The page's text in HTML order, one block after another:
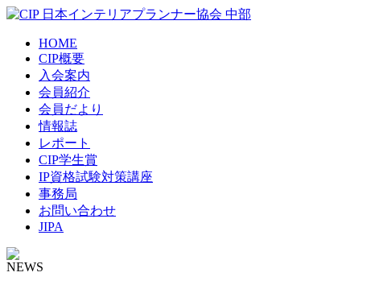
HOME
CIP概要
入会案内
会員紹介
会員だより
情報誌
レポート
CIP学生賞
IP資格試験対策講座
事務局
お問い合わせ
JIPA
NEWS